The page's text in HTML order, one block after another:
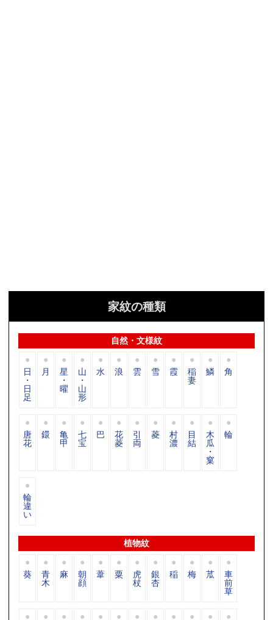
家紋の種類
自然・文様紋
日
・
日
足
月 星
・
曜
山
・
山
形
水 浪 雲 雪 霞 稲
妻
鱗 角
唐
花
鐶 亀
甲
七
宝
巴 花
菱
引
両
菱 村
濃
目
結
木
瓜
・
窠
輪
輪
違
い
植物紋
葵 青
木
麻 朝
顔
葦 粟 虎
杖
銀
杏
稲 梅 苽 車
前
草